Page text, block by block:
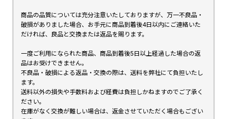
商品の品質については充分注意いたしておりますが、万一不良品・
破損がありました場合、お手元に商品到着後4日以内にご連絡いた
だければ、良品と交換または返品を賜ります。
一度ご利用になられた商品、商品到着後5日以上経過した場合の返
品はお受けできません。
不良品・破損による返品・交換の際は、送料を弊社にて負担いたし
ます。
送料以外の損失や手数料および経費は負担しかねますのでご了承く
ださい。
在庫がなく交換が難しい場合は、返金させていただく場合もござい